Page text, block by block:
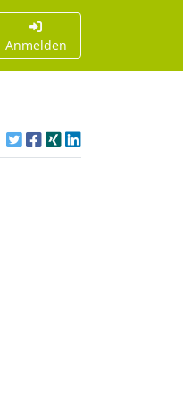
Anmelden